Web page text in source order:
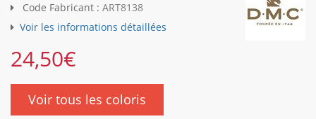
Code Fabricant : ART8138
Voir les informations détaillées
24,50€
Voir tous les coloris